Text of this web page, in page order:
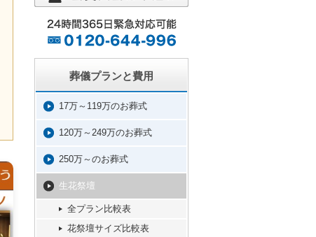
葬儀プランと費用
17万～119万のお葬式
120万～249万のお葬式
250万～のお葬式
生花祭壇
全プラン比較表
花祭壇サイズ比較表